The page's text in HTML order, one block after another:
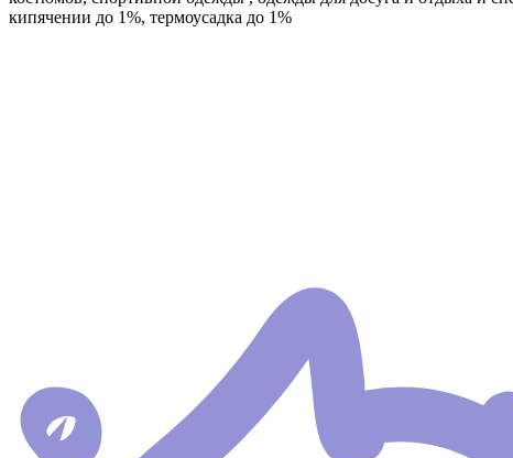
кипячении до 1%, термоусадка до 1%